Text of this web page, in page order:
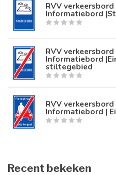
RVV verkeersbord
Informatiebord
RVV verkeersbord
Informatiebord
stiltegebied
RVV verkeersbord
Informatiebord |
Recent bekeken